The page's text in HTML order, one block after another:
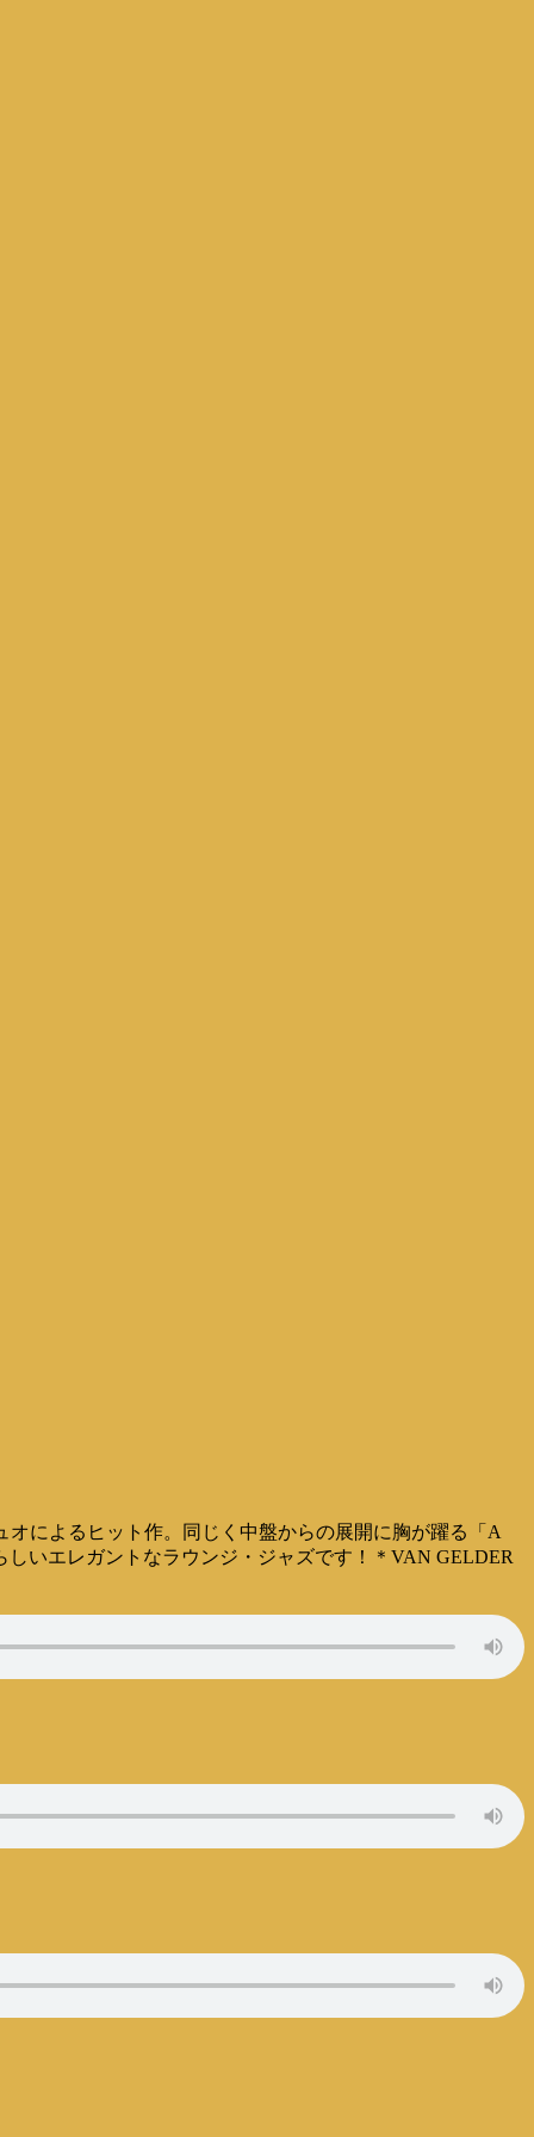
によるヒット作。同じく中盤からの展開に胸が躍る「A
いエレガントなラウンジ・ジャズです！＊VAN GELDER